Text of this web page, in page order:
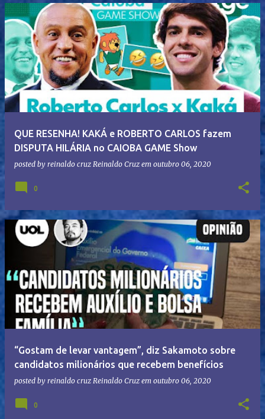
QUE RESENHA! KAKÁ e ROBERTO CARLOS fazem
DISPUTA HILÁRIA no CAIOBA GAME Show
posted by reinaldo cruz Reinaldo Cruz em outubro 06, 2020
0
“Gostam de levar vantagem”, diz Sakamoto sobre
candidatos milionários que recebem benefícios
posted by reinaldo cruz Reinaldo Cruz em outubro 06, 2020
0